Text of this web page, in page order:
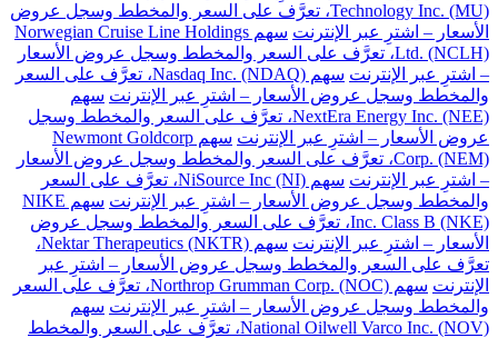
Technology Inc. (MU)، تعرَّف على السعر والمخطط وسجل عروض
الأسعار – اشترِ عبر الإنترنت
سهم Norwegian Cruise Line Holdings
Ltd. (NCLH)، تعرَّف على السعر والمخطط وسجل عروض الأسعار
– اشترِ عبر الإنترنت
سهم Nasdaq Inc. (NDAQ)، تعرَّف على السعر
والمخطط وسجل عروض الأسعار – اشترِ عبر الإنترنت سهم
NextEra Energy Inc. (NEE)، تعرَّف على السعر والمخطط وسجل
عروض الأسعار – اشترِ عبر الإنترنت
سهم Newmont Goldcorp
Corp. (NEM)، تعرَّف على السعر والمخطط وسجل عروض الأسعار
– اشترِ عبر الإنترنت
سهم NiSource Inc (NI)، تعرَّف على السعر
والمخطط وسجل عروض الأسعار – اشترِ عبر الإنترنت
سهم NIKE
Inc. Class B (NKE)، تعرَّف على السعر والمخطط وسجل عروض
الأسعار – اشترِ عبر الإنترنت
سهم Nektar Therapeutics (NKTR)،
تعرَّف على السعر والمخطط وسجل عروض الأسعار – اشترِ عبر
الإنترنت
سهم Northrop Grumman Corp. (NOC)، تعرَّف على السعر
والمخطط وسجل عروض الأسعار – اشترِ عبر الإنترنت سهم
National Oilwell Varco Inc. (NOV)، تعرَّف على السعر والمخطط